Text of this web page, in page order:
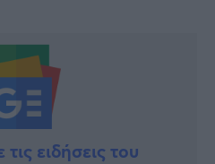
ειδήσεις του